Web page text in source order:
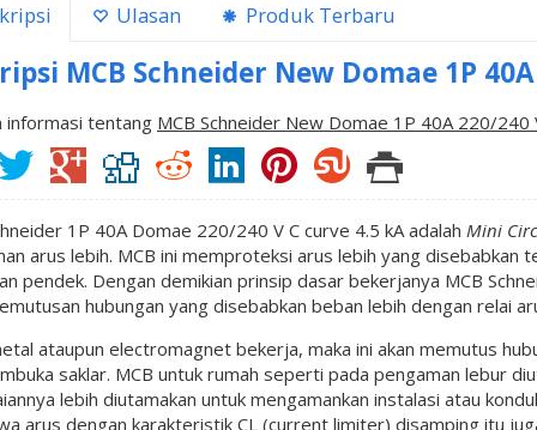
Ulasan Produk Terbaru
MCB Schneider New Domae 1P
informasi tentang MCB Schneider New Domae 1P 40A 220/240
1P 40A Domae 220/240 V C curve 4.5 kA adalah Mini
arus lebih. MCB ini memproteksi arus lebih yang disebabkan
pendek. Dengan demikian prinsip dasar bekerjanya MCB
hubungan yang disebabkan beban lebih dengan relai
ataupun electromagnet bekerja, maka ini akan memutus
saklar. MCB untuk rumah seperti pada pengaman lebur
lebih diutamakan untuk mengamankan instalasi atau
arus dengan karakteristik CL (current limiter) disamping itu